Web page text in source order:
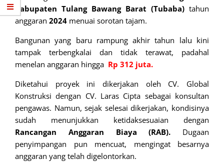
Kabupaten Tulang Bawang Barat (Tubaba) tahun
anggaran 2024 menuai sorotan tajam.
Bangunan yang baru rampung akhir tahun lalu kini
tampak terbengkalai dan tidak terawat, padahal
menelan anggaran hingga Rp 312 juta.
Diketahui proyek ini dikerjakan oleh CV. Global
Konstruksi dengan CV. Laras Cipta sebagai konsultan
pengawas. Namun, sejak selesai dikerjakan, kondisinya
sudah menunjukkan ketidaksesuaian dengan
Rancangan Anggaran Biaya (RAB). Dugaan
penyimpangan pun mencuat, mengingat besarnya
anggaran yang telah digelontorkan.